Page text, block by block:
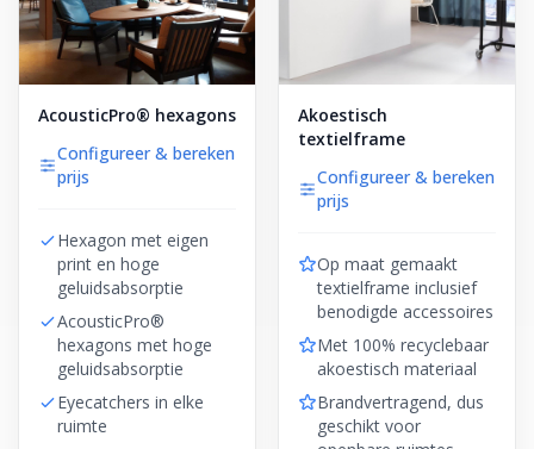
AcousticPro® hexagons
Configureer & bereken
prijs
Hexagon met eigen
print en hoge
geluidsabsorptie
AcousticPro®
hexagons met hoge
geluidsabsorptie
Eyecatchers in elke
ruimte
Akoestisch
textielframe
Configureer & bereken
prijs
Op maat gemaakt
textielframe inclusief
benodigde accessoires
Met 100% recyclebaar
akoestisch materiaal
Brandvertragend, dus
geschikt voor